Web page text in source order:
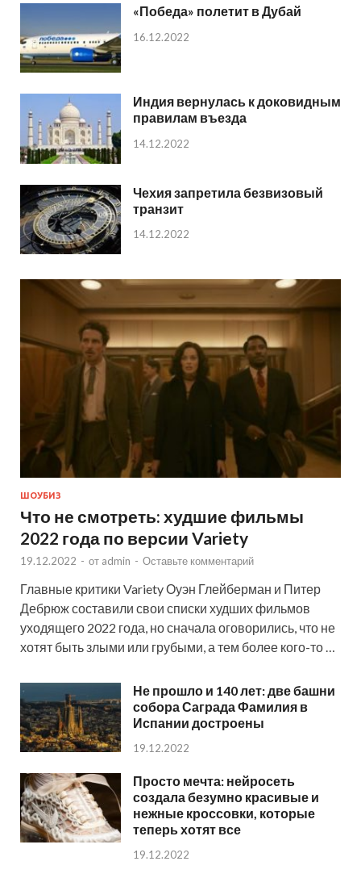
«Победа» полетит в Дубай
16.12.2022
Индия вернулась к доковидным
правилам въезда
14.12.2022
Чехия запретила безвизовый
транзит
14.12.2022
ШОУБИЗ
Что не смотреть: худшие фильмы
2022 года по версии Variety
19.12.2022 - от admin - Оставьте комментарий
Главные критики Variety Оуэн Глейберман и Питер
Дебрюж составили свои списки худших фильмов
уходящего 2022 года, но сначала оговорились, что не
хотят быть злыми или грубыми, а тем более кого-то …
Не прошло и 140 лет: две башни
собора Саграда Фамилия в
Испании достроены
19.12.2022
Просто мечта: нейросеть
создала безумно красивые и
нежные кроссовки, которые
теперь хотят все
19.12.2022